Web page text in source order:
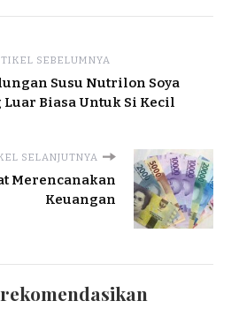
SEBELUMNYA
Susu Nutrilon Soya
Luar Biasa Untuk Si Kecil
SELANJUTNYA
Merencanakan
Keuangan